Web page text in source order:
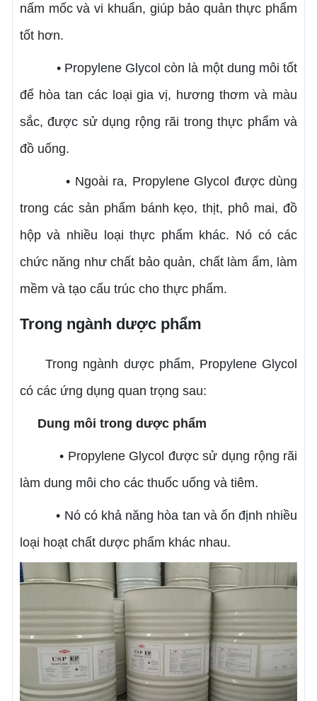
nấm mốc và vi khuẩn, giúp bảo quản thực phẩm
tốt hơn.
• Propylene Glycol còn là một dung môi tốt
để hòa tan các loại gia vị, hương thơm và màu
sắc, được sử dụng rộng rãi trong thực phẩm và
đồ uống.
• Ngoài ra, Propylene Glycol được dùng
trong các sản phẩm bánh kẹo, thịt, phô mai, đồ
hộp và nhiều loại thực phẩm khác. Nó có các
chức năng như chất bảo quản, chất làm ẩm, làm
mềm và tạo cấu trúc cho thực phẩm.
Trong ngành dược phẩm
Trong ngành dược phẩm, Propylene Glycol
có các ứng dụng quan trọng sau:
Dung môi trong dược phẩm
• Propylene Glycol được sử dụng rộng rãi
làm dung môi cho các thuốc uống và tiêm.
• Nó có khả năng hòa tan và ổn định nhiều
loại hoạt chất dược phẩm khác nhau.